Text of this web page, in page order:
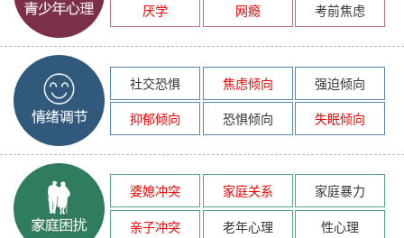
厌学
网瘾 考前焦虑
社交恐惧 焦虑倾向
强迫倾向
抑郁倾向
恐惧倾向 失眠倾向
婆媳冲突 家庭关系
家庭暴力
亲子冲突
老年心理 性心理